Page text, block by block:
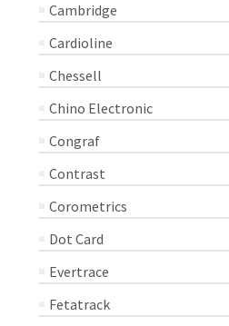
Cambridge
Cardioline
Chessell
Chino Electronic
Congraf
Contrast
Corometrics
Dot Card
Evertrace
Fetatrack